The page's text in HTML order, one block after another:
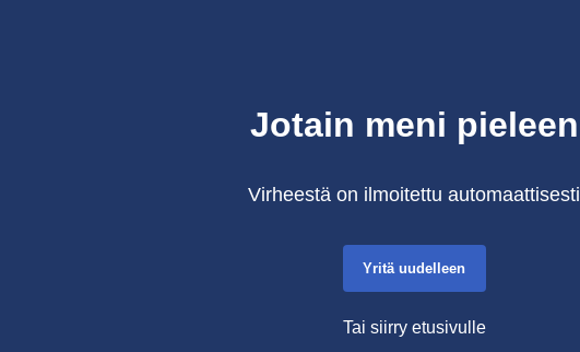
Jotain meni pieleen
Virheestä on ilmoitettu automaattisesti
Yritä uudelleen
Tai siirry etusivulle